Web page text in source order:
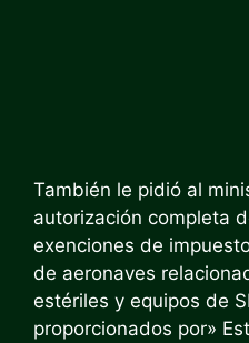
También le pidió al
autorización completa
exenciones de
de aeronaves
estériles y equipos de
proporcionados por»